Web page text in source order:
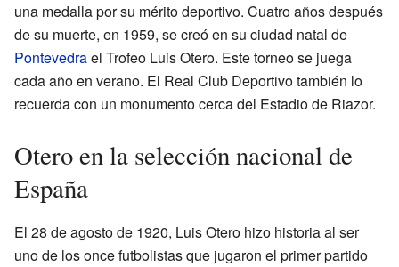
una medalla por su mérito deportivo. Cuatro años después
de su muerte, en 1959, se creó en su ciudad natal de
Pontevedrael Trofeo Luis Otero. Este torneo se juega
cada año en verano. El Real Club Deportivo también lo
recuerda con un monumento cerca del Estadio de Riazor.
Otero en la selección nacional de
España
El 28 de agosto de 1920, Luis Otero hizo historia al ser
uno de los once futbolistas que jugaron el primer partido